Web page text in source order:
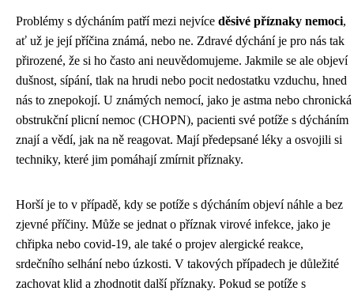
Problémy s dýcháním patří mezi nejvíce děsivé příznaky nemoci,
ať už je její příčina známá, nebo ne. Zdravé dýchání je pro nás tak
přirozené, že si ho často ani neuvědomujeme. Jakmile se ale objeví
dušnost, sípání, tlak na hrudi nebo pocit nedostatku vzduchu, hned
nás to znepokojí. U známých nemocí, jako je astma nebo chronická
obstrukční plicní nemoc (CHOPN), pacienti své potíže s dýcháním
znají a vědí, jak na ně reagovat. Mají předepsané léky a osvojili si
techniky, které jim pomáhají zmírnit příznaky.
Horší je to v případě, kdy se potíže s dýcháním objeví náhle a bez
zjevné příčiny. Může se jednat o příznak virové infekce, jako je
chřipka nebo covid-19, ale také o projev alergické reakce,
srdečního selhání nebo úzkosti. V takových případech je důležité
zachovat klid a zhodnotit další příznaky. Pokud se potíže s